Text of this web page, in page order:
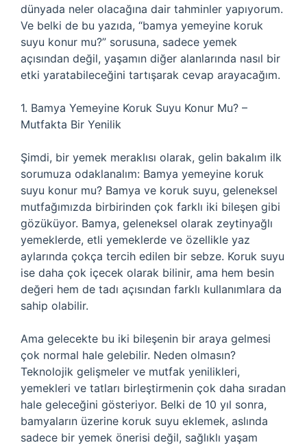
dünyada neler olacağına dair tahminler yapıyorum.
Ve belki de bu yazıda, “bamya yemeyine koruk
suyu konur mu?” sorusuna, sadece yemek
açısından değil, yaşamın diğer alanlarında nasıl bir
etki yaratabileceğini tartışarak cevap arayacağım.
1. Bamya Yemeyine Koruk Suyu Konur Mu? –
Mutfakta Bir Yenilik
Şimdi, bir yemek meraklısı olarak, gelin bakalım ilk
sorumuza odaklanalım: Bamya yemeyine koruk
suyu konur mu? Bamya ve koruk suyu, geleneksel
mutfağımızda birbirinden çok farklı iki bileşen gibi
gözüküyor. Bamya, geleneksel olarak zeytinyağlı
yemeklerde, etli yemeklerde ve özellikle yaz
aylarında çokça tercih edilen bir sebze. Koruk suyu
ise daha çok içecek olarak bilinir, ama hem besin
değeri hem de tadı açısından farklı kullanımlara da
sahip olabilir.
Ama gelecekte bu iki bileşenin bir araya gelmesi
çok normal hale gelebilir. Neden olmasın?
Teknolojik gelişmeler ve mutfak yenilikleri,
yemekleri ve tatları birleştirmenin çok daha sıradan
hale geleceğini gösteriyor. Belki de 10 yıl sonra,
bamyaların üzerine koruk suyu eklemek, aslında
sadece bir yemek önerisi değil, sağlıklı yaşam